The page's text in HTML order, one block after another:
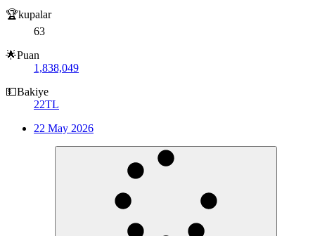
🏆kupalar
63
🌟Puan
1,838,049
💵Bakiye
22TL
22 May 2026